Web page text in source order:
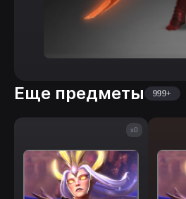
Еще предметы 999+
x0